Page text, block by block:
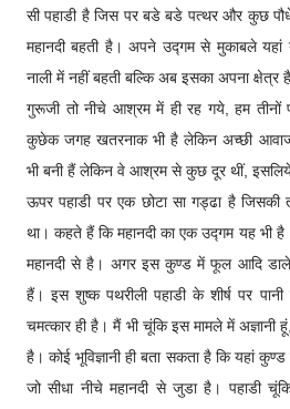
सी पहाडी है जिस पर बडे बडे पत्थर और कुछ
महानदी बहती है। अपने उद्गम से मुकाबले
नाली में नहीं बहती बल्कि अब इसका अपना क्षेत्र
गुरूजी तो नीचे आश्रम में ही रह गये, हम तीनों
कुछेक जगह खतरनाक भी है लेकिन अच्छी
भी बनी हैं लेकिन वे आश्रम से कुछ दूर थीं,
ऊपर पहाडी पर एक छोटा सा गड्ढा है जिसकी
था। कहते हैं कि महानदी का एक उद्गम यह भी
महानदी से है। अगर इस कुण्ड में फूल आदि डाले
हैं। इस शुष्क पथरीली पहाडी के शीर्ष पर पानी
चमत्कार ही है। मैं भी चूंकि इस मामले में अज्ञानी
है। कोई भूविज्ञानी ही बता सकता है कि यहां
जो सीधा नीचे महानदी से जुडा है। पहाडी